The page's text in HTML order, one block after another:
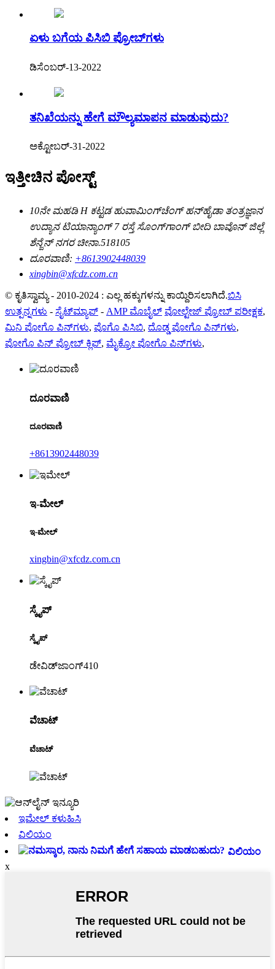
ಏಳು ಬಗೆಯ ಪಿಸಿಬಿ ಪ್ರೋಬ್‌ಗಳು
ಡಿಸೆಂಬರ್-13-2022
ತನಿಖೆಯನ್ನು ಹೇಗೆ ಮೌಲ್ಯಮಾಪನ ಮಾಡುವುದು?
ಅಕ್ಟೋಬರ್-31-2022
ಇತ್ತೀಚಿನ ಪೋಸ್ಟ್
10ನೇ ಮಹಡಿ H ಕಟ್ಟಡ ಹುವಾಮಿಂಗ್‌ಚೆಂಗ್ ಹನ್‌ಹೈಡಾ ತಂತ್ರಜ್ಞಾನ
ಉದ್ಯಾನ ಟಿಯಾನ್ಯಾಂಗ್ 7 ರಸ್ತೆ ಸೊಂಗ್‌ಗಾಂಗ್ ಬೀದಿ ಬಾವೊನ್ ಜಿಲ್ಲೆ
ಶೆನ್ಜೆನ್ ನಗರ ಚೀನಾ.518105
ದೂರವಾಣಿ: +8613902448039
xingbin@xfcdz.com.cn
© ಕೃತಿಸ್ವಾಮ್ಯ - 2010-2024 : ಎಲ್ಲ ಹಕ್ಕುಗಳನ್ನು ಕಾಯ್ದಿರಿಸಲಾಗಿದೆ.ಬಿಸಿ
ಉತ್ಪನ್ನಗಳು - ಸೈಟ್‌ಮ್ಯಾಪ್ - AMP ಮೊಬೈಲ್ ವೋಲ್ಟೇಜ್ ಪ್ರೋಬ್ ಪರೀಕ್ಷಕ,
ಮಿನಿ ಪೋಗೊ ಪಿನ್‌ಗಳು, ಪೊಗೊ ಪಿಸಿಬಿ, ದೊಡ್ಡ ಪೋಗೊ ಪಿನ್‌ಗಳು,
ಪೋಗೊ ಪಿನ್ ಪ್ರೋಬ್ ಕ್ಲಿಪ್, ಮೈಕ್ರೋ ಪೋಗೊ ಪಿನ್‌ಗಳು,
ದೂರವಾಣಿ
ದೂರವಾಣಿ
+8613902448039
ಇ-ಮೇಲ್
ಇ-ಮೇಲ್
xingbin@xfcdz.com.cn
ಸ್ಕೈಪ್
ಸ್ಕೈಪ್
ಡೇವಿಡ್‌ಜಾಂಗ್410
ವೆಚಾಟ್
ವೆಚಾಟ್
ಇಮೇಲ್ ಕಳುಹಿಸಿ
ವಿಲಿಯಂ
ವಿಲಿಯಂ
x